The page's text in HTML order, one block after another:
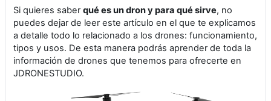
Si quieres saberqué es un dron y para qué sirve, no
puedes dejar de leer este artículo en el que te explicamos
a detalle todo lo relacionado a los drones: funcionamiento,
tipos y usos. De esta manera podrás aprender de toda la
información de drones que tenemos para ofrecerte en
JDRONESTUDIO.